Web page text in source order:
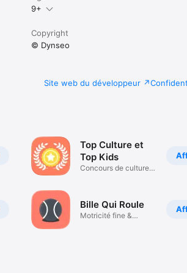
9+
Copyright
© Dynseo
Site web du développeur
Top Culture et
Top Kids
Concours de culture
Bille Qui Roule
Motricité fine &